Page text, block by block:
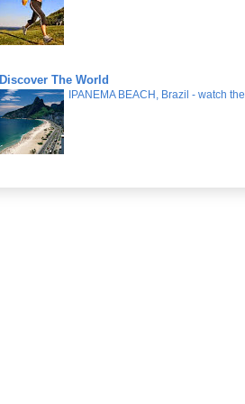
Discover The World
IPANEMA BEACH, Brazil - watch